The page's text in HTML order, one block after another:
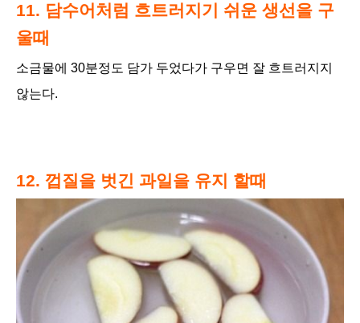
11. 담수어처럼 흐트러지기 쉬운 생선을 구
울때
소금물에 30분정도 담가 두었다가 구우면 잘 흐트러지지
않는다.
12. 껍질을 벗긴 과일을 유지 할때